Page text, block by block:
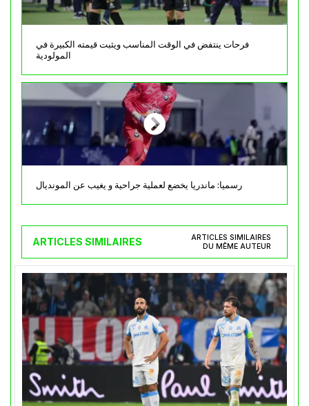
فرحات ينتفض في الوقت المناسب ويثبت قيمته الكبيرة في
المولودية
رسميا: ماندريا يخضع لعملية جراحية و يغيب عن المونديال
ARTICLES SIMILAIRES
ARTICLES SIMILAIRES
DU MÊME AUTEUR